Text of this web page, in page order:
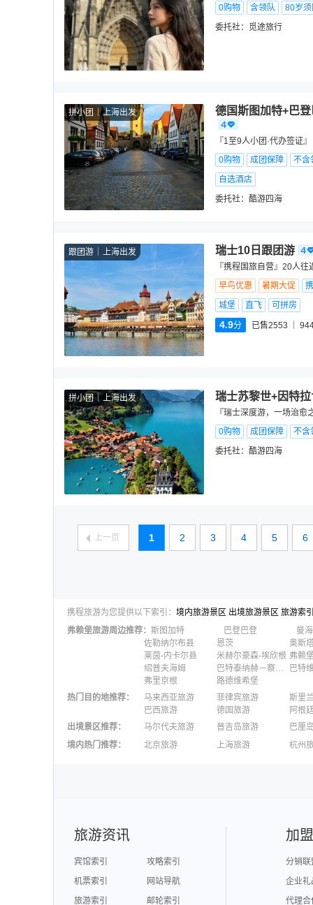
0购物
含领队
80岁
委托社： 觅途旅行
拼小团 上海出发 德国斯图加特+巴
『1至9人小团·代办签证
0购物
成团保障
不含
自选酒店
委托社： 酷游四海
跟团游 上海出发 瑞士10日跟团游
『携程国旅自营』20人
早鸟优惠
暑期大促
城堡
直飞 可拼房
4.9分 已售2553
拼小团 上海出发 瑞士苏黎世+因特
『瑞士深度游，一场治
0购物
成团保障
不含
委托社： 酷游四海
上一页 1 2 3 4 5 6
携程旅游为您提供以下索引： 境内旅游景区 出境旅游景区 旅游索
弗赖堡旅游周边推荐： 斯图加特 巴登巴登
曼
佐勒纳尔布县
恩茨
奥斯
莱茵-内卡尔县
米赫尔豪森-埃欣根 弗赖
绍普夫海姆
巴特泰纳赫－察弗尔施泰因
巴特
弗里京根
路德维希堡
热门目的地推荐： 马来西亚旅游 菲律宾旅游
斯里
巴西旅游
德国旅游
阿根
出境景区推荐： 马尔代夫旅游 普吉岛旅游
巴厘
澳大利亚旅游
毛里求斯旅游
苏梅
境内热门推荐： 北京旅游 上海旅游
杭州
旅游资讯
宾馆索引
攻略索引
机票索引
网站导航
旅游索引
邮轮索引
加
分销联
企业礼
代理合